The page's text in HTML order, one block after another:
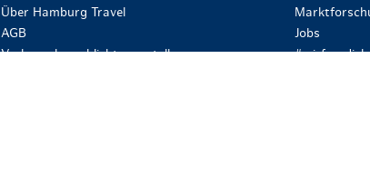
Über Hamburg Travel
AGB
Verbraucherschlichtungsstelle
Jobs
#wirfuerdich